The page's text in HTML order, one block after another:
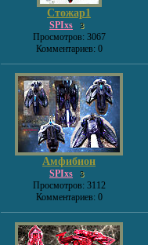
Стожар1
SPIxs 3
Просмотров: 3067
Комментариев: 0
Амфибион
SPIxs 3
Просмотров: 3112
Комментариев: 0